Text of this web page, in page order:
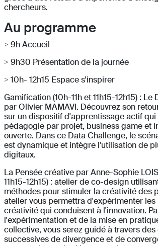
chercheurs.
Au programme
> 9h Accueil
> 9h30 Présentation de la journée
> 10h- 12h15 Espace s’inspirer
Gamification (10h-11h et 11h15-12h15) :
par Olivier MAMAVI. Découvrez son
sur un dispositif d'apprentissage actif
pédagogie par projet, business game et
ouverte. Dans ce Data Challenge, le
est dynamique et intègre l'utilisation de
digitaux.
La Pensée créative par Anne-Sophie
11h15-12h15) : atelier de co-design
méthodes pour stimuler la créativité des
atelier vous permettra d'expérimenter
créativité qui conduisent à l'innovation.
l'expérimentation et de la mise en
collective, vous serez guidé à travers des
successives de divergence et de